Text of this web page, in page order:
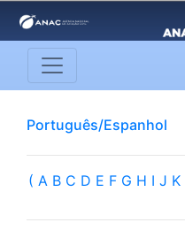
Português/Espanhol
( A B C D E F G H I J K